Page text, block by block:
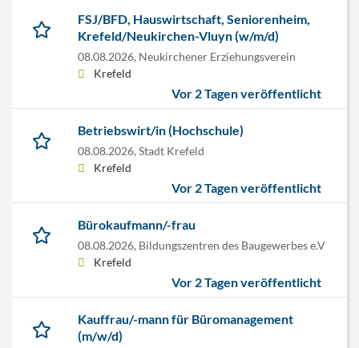
FSJ/BFD, Hauswirtschaft, Seniorenheim,
Krefeld/Neukirchen-Vluyn (w/m/d)
08.08.2026, Neukirchener Erziehungsverein
Krefeld
Vor 2 Tagen veröffentlicht
Betriebswirt/in (Hochschule)
08.08.2026, Stadt Krefeld
Krefeld
Vor 2 Tagen veröffentlicht
Bürokaufmann/-frau
08.08.2026, Bildungszentren des Baugewerbes e.V
Krefeld
Vor 2 Tagen veröffentlicht
Kauffrau/-mann für Büromanagement
(m/w/d)